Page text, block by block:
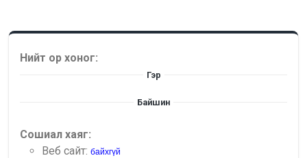
Нийт ор хоног:
Гэр
Байшин
Сошиал хаяг:
Веб сайт: байхгүй